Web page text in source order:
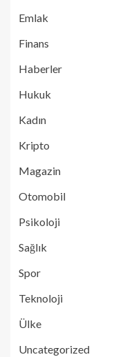
Emlak
Finans
Haberler
Hukuk
Kadın
Kripto
Magazin
Otomobil
Psikoloji
Sağlık
Spor
Teknoloji
Ülke
Uncategorized